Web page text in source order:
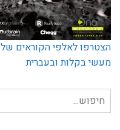
הצטרפו לאלפי הקוראים
מעשי בקלות ובעברית
חיפוש
עבור: